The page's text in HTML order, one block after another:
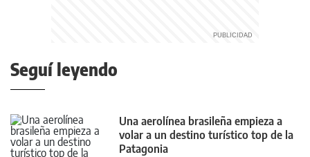
Seguí leyendo
Una aerolínea brasileña empieza a
volar a un destino turístico top de la
Patagonia